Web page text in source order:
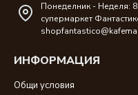
Понеделник - Неделя:
супермаркет
ИНФОРМАЦИЯ
Общи условия